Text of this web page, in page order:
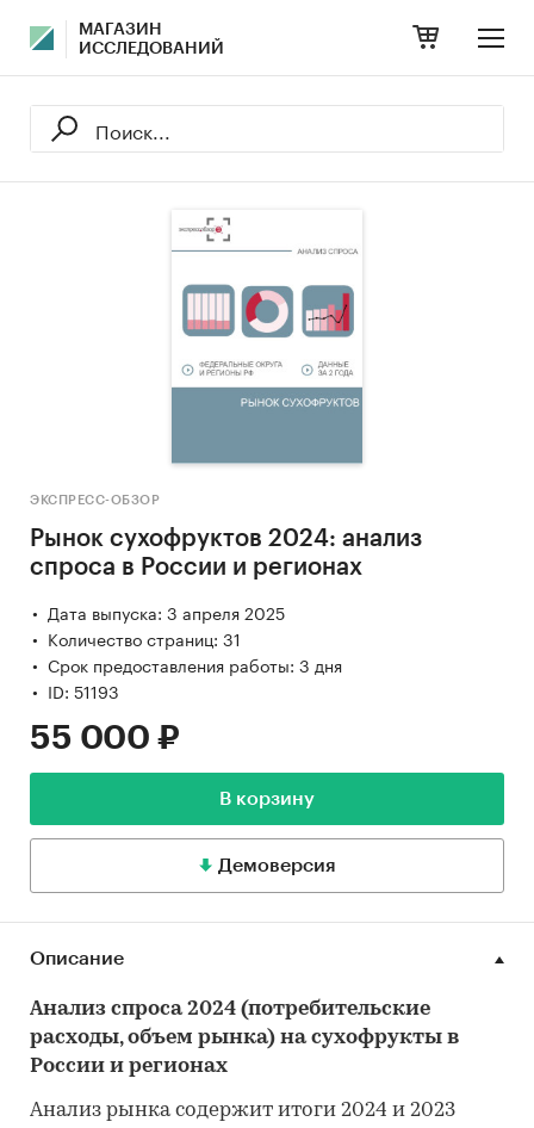
МАГАЗИН
ИССЛЕДОВАНИЙ
ЭКСПРЕСС-ОБЗОР
Рынок сухофруктов 2024: анализ
спроса в России и регионах
Дата выпуска: 3 апреля 2025
Количество страниц: 31
Срок предоставления работы: 3 дня
ID: 51193
55 000 ₽
В корзину
Демоверсия
Описание
Анализ спроса 2024 (потребительские
расходы, объем рынка) на сухофрукты в
России и регионах
Анализ рынка содержит итоги 2024 и 2023